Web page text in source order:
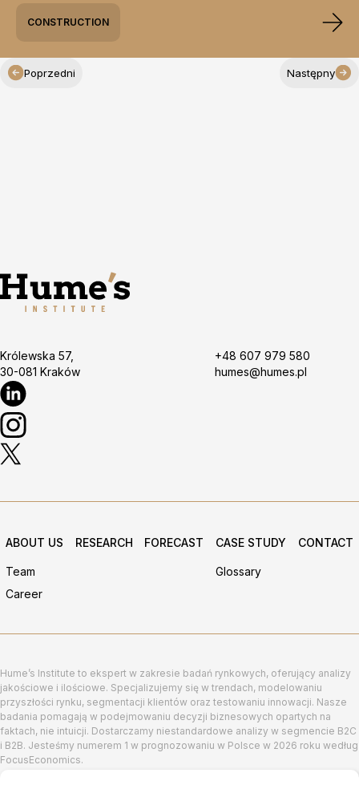
CONSTRUCTION
Poprzedni Następny
Królewska 57,
30-081 Kraków
+48 607 979 580
humes@humes.pl
ABOUT US
Team
Career
RESEARCH FORECAST CASE STUDY
Glossary
CONTACT
Hume’s Institute to ekspert w zakresie badań rynkowych, oferujący analizy
jakościowe i ilościowe. Specjalizujemy się w trendach, modelowaniu
przyszłości rynku, segmentacji klientów oraz testowaniu innowacji. Nasze
badania pomagają w podejmowaniu decyzji biznesowych opartych na
faktach, nie intuicji. Dostarczamy niestandardowe analizy w segmencie B2C
i B2B. Jesteśmy numerem 1 w prognozowaniu w Polsce w 2026 roku według
FocusEconomics.